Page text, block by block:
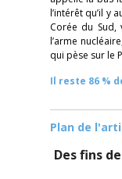
l’intérêt qu’il y
Corée du
l’arme
qui pèse sur le
Il reste 86 %
Plan de
Des fins